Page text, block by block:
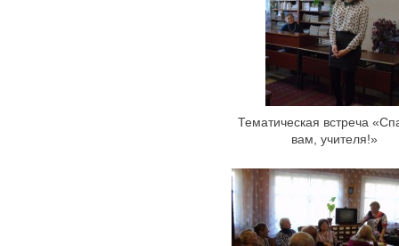
Тематическая встреча
вам, учителя!»